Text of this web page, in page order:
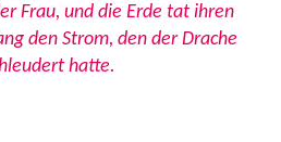
Frau, und die Erde tat ihren
den Strom, den der Drache
hatte.